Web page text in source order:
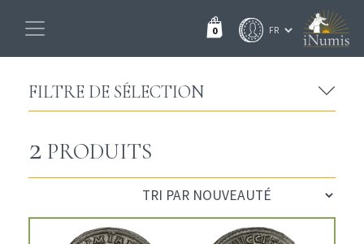
0
FILTRE DE SÉLECTION
2 PRODUITS